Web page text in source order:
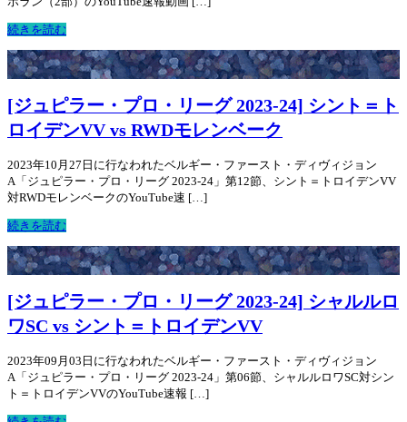
続きを読む
[ジュピラー・プロ・リーグ 2023-24] シント＝ト
ロイデンVV vs RWDモレンベーク
2023年10月27日に行なわれたベルギー・ファースト・ディヴィジョン
A「ジュピラー・プロ・リーグ 2023-24」第12節、シント＝トロイデンVV
対RWDモレンベークのYouTube速 […]
続きを読む
[ジュピラー・プロ・リーグ 2023-24] シャルルロ
ワSC vs シント＝トロイデンVV
2023年09月03日に行なわれたベルギー・ファースト・ディヴィジョン
A「ジュピラー・プロ・リーグ 2023-24」第06節、シャルルロワSC対シン
ト＝トロイデンVVのYouTube速報 […]